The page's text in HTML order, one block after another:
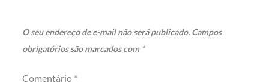
O seu endereço de e-mail não será publicado. Campos
obrigatórios são marcados com *
Comentário *